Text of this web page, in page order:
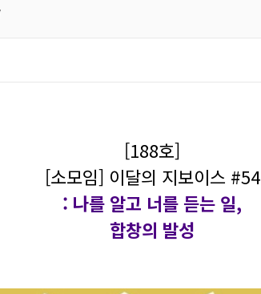
[188호]
[소모임] 이달의 지보이스 #54
: 나를 알고 너를 듣는 일,
합창의 발성